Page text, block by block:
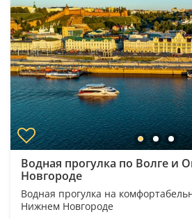
Водная прогулка по Волге и
Новгороде
Водная прогулка на
Нижнем Новгороде